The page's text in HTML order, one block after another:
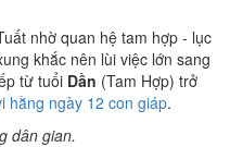
nhờ quan hệ tam hợp - lục
khắc nên lùi việc lớn sang
từ tuổi Dần (Tam Hợp) trở
hằng ngày 12 con giáp.
dân gian.